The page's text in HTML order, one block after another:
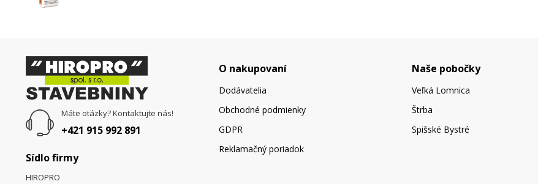
Máte otázky? Kontaktujte nás!
+421 915 992 891
Sídlo firmy
HIROPRO
O nakupovaní
Dodávatelia
Obchodné podmienky
GDPR
Reklamačný poriadok
Naše pobočky
Veľká Lomnica
Štrba
Spišské Bystré